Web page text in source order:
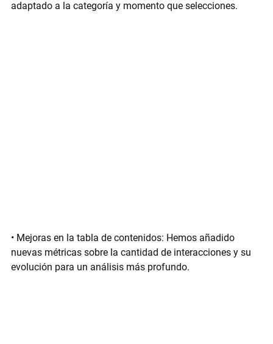
adaptado a la categoría y momento que selecciones.
• Mejoras en la tabla de contenidos: Hemos añadido
nuevas métricas sobre la cantidad de interacciones y su
evolución para un análisis más profundo.